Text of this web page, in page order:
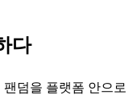
다
덤을 플랫폼 안으로